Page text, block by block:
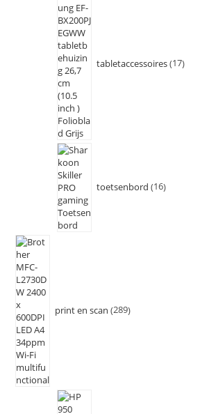
tabletaccessoires 17
toetsenbord 16
print en scan 289